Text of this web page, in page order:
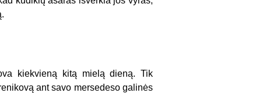
kiekvieną kitą mielą dieną. Tik
ant savo mersedeso galinės